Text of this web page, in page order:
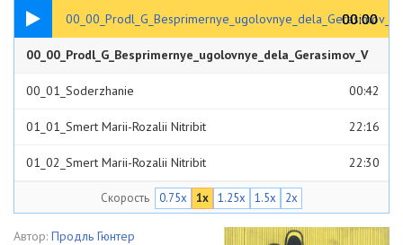
00_00_Prodl_G_Besprimernye_ugolovnye_dela_Gerasimov_V
00:00
00:00
01:15
00_00_Prodl_G_Besprimernye_ugolovnye_dela_Gerasimov_V
01:15
00_01_Soderzhanie 00:42
01_01_Smert Marii-Rozalii Nitribit 22:16
01_02_Smert Marii-Rozalii Nitribit 22:30
01_03_Smert Marii-Rozalii Nitribit
01_04_Glavnyy psiholog 22:31
Скорость 0.75x 1x 1.25x 1.5x 2x
Автор: Продль Гюнтер